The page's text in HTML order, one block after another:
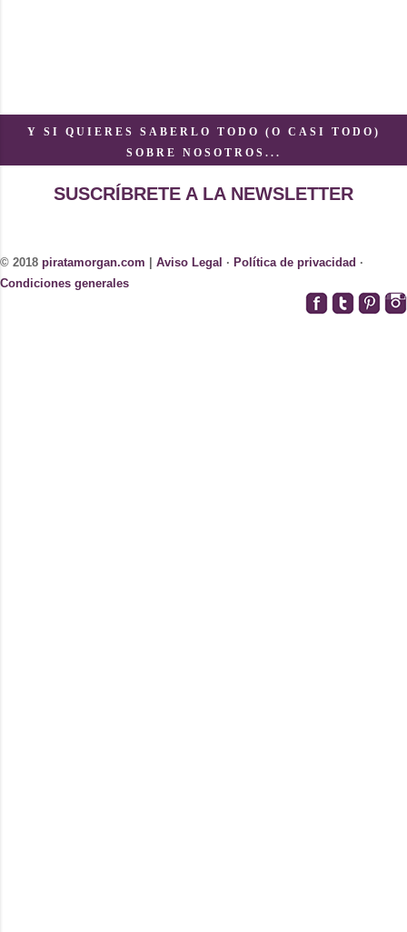
Y SI QUIERES SABERLO TODO (O CASI TODO)
SOBRE NOSOTROS...
SUSCRÍBRETE A LA NEWSLETTER
© 2018 piratamorgan.com Aviso Legal · Política de privacidad ·
Condiciones generales